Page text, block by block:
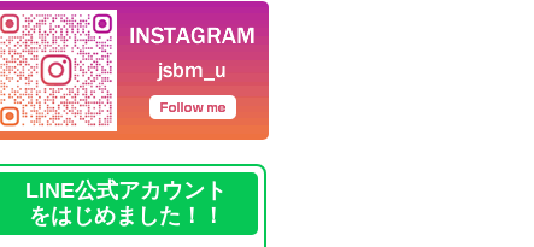
LINE公式アカウント
をはじめました！！